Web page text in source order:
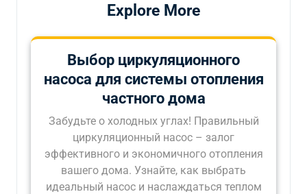
Explore More
Выбор циркуляционного
насоса для системы отопления
частного дома
Забудьте о холодных углах! Правильный
циркуляционный насос – залог
эффективного и экономичного отопления
вашего дома. Узнайте, как выбрать
идеальный насос и наслаждаться теплом